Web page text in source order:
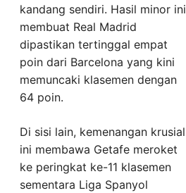
kandang sendiri. Hasil minor ini
membuat Real Madrid
dipastikan tertinggal empat
poin dari Barcelona yang kini
memuncaki klasemen dengan
64 poin.
Di sisi lain, kemenangan krusial
ini membawa Getafe meroket
ke peringkat ke-11 klasemen
sementara Liga Spanyol